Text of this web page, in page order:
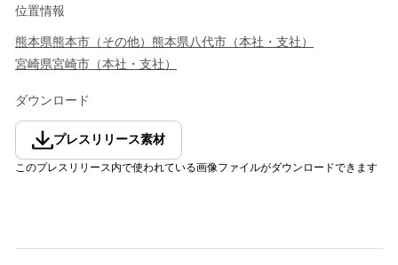
位置情報
熊本県熊本市 （ その他） 熊本県 八代市 （本社・支社 ）
宮崎県宮崎市 （本社・支社 ）
ダウンロード
プレスリリース素材
このプレスリリース内で使われている画像ファイルがダウンロードできます